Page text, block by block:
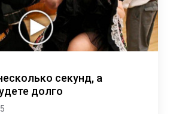
секунд, а
долго